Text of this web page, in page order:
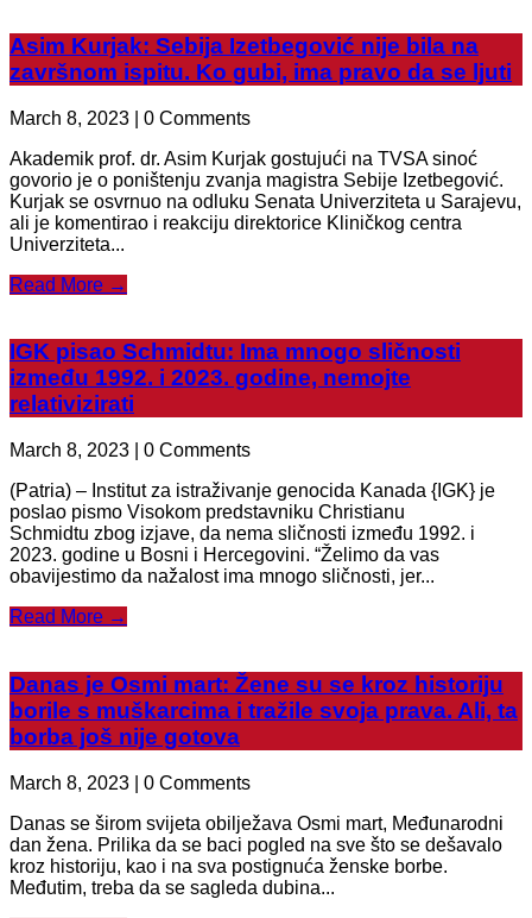
Asim Kurjak: Sebija Izetbegović nije bila na
završnom ispitu. Ko gubi, ima pravo da se ljuti
March 8, 2023 | 0 Comments
Akademik prof. dr. Asim Kurjak gostujući na TVSA sinoć
govorio je o poništenju zvanja magistra Sebije Izetbegović.
Kurjak se osvrnuo na odluku Senata Univerziteta u Sarajevu,
ali je komentirao i reakciju direktorice Kliničkog centra
Univerziteta...
Read More →
IGK pisao Schmidtu: Ima mnogo sličnosti
između 1992. i 2023. godine, nemojte
relativizirati
March 8, 2023 | 0 Comments
(Patria) – Institut za istraživanje genocida Kanada {IGK} je
poslao pismo Visokom predstavniku Christianu
Schmidtu zbog izjave, da nema sličnosti između 1992. i
2023. godine u Bosni i Hercegovini. “Želimo da vas
obavijestimo da nažalost ima mnogo sličnosti, jer...
Read More →
Danas je Osmi mart: Žene su se kroz historiju
borile s muškarcima i tražile svoja prava. Ali, ta
borba još nije gotova
March 8, 2023 | 0 Comments
Danas se širom svijeta obilježava Osmi mart, Međunarodni
dan žena. Prilika da se baci pogled na sve što se dešavalo
kroz historiju, kao i na sva postignuća ženske borbe.
Međutim, treba da se sagleda dubina...